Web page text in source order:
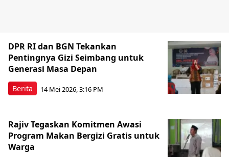
Berita
DPR RI dan BGN Tekankan
Pentingnya Gizi Seimbang untuk
Generasi Masa Depan
14 Mei 2026, 3:16 PM
Rajiv Tegaskan Komitmen Awasi
Program Makan Bergizi Gratis untuk
Warga